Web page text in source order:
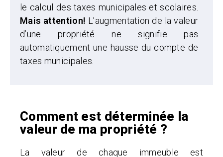
le calcul des taxes municipales et scolaires.
Mais attention! L’augmentation de la valeur
d’une propriété ne signifie pas
automatiquement une hausse du compte de
taxes municipales.
Comment est déterminée la
valeur de ma propriété ?
La valeur de chaque immeuble est